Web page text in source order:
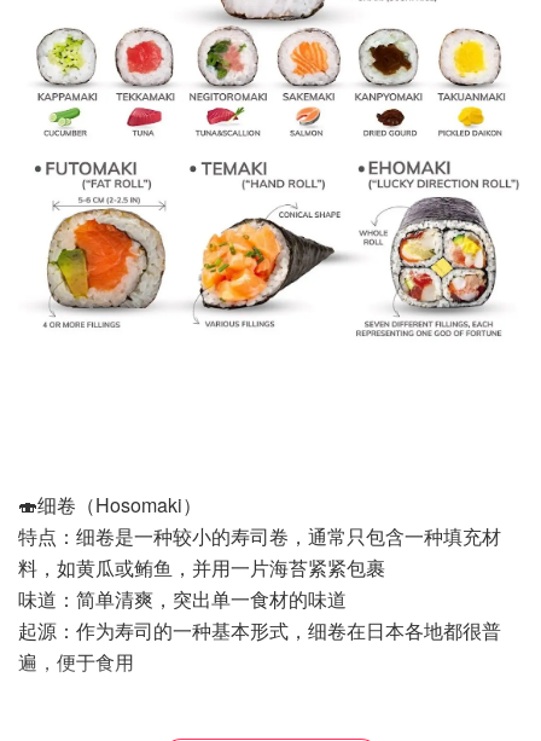
🍣细卷（Hosomaki）
特点：细卷是一种较小的寿司卷，通常只包含一种填充材
料，如黄瓜或鲔鱼，并用一片海苔紧紧包裹
味道：简单清爽，突出单一食材的味道
起源：作为寿司的一种基本形式，细卷在日本各地都很普
遍，便于食用